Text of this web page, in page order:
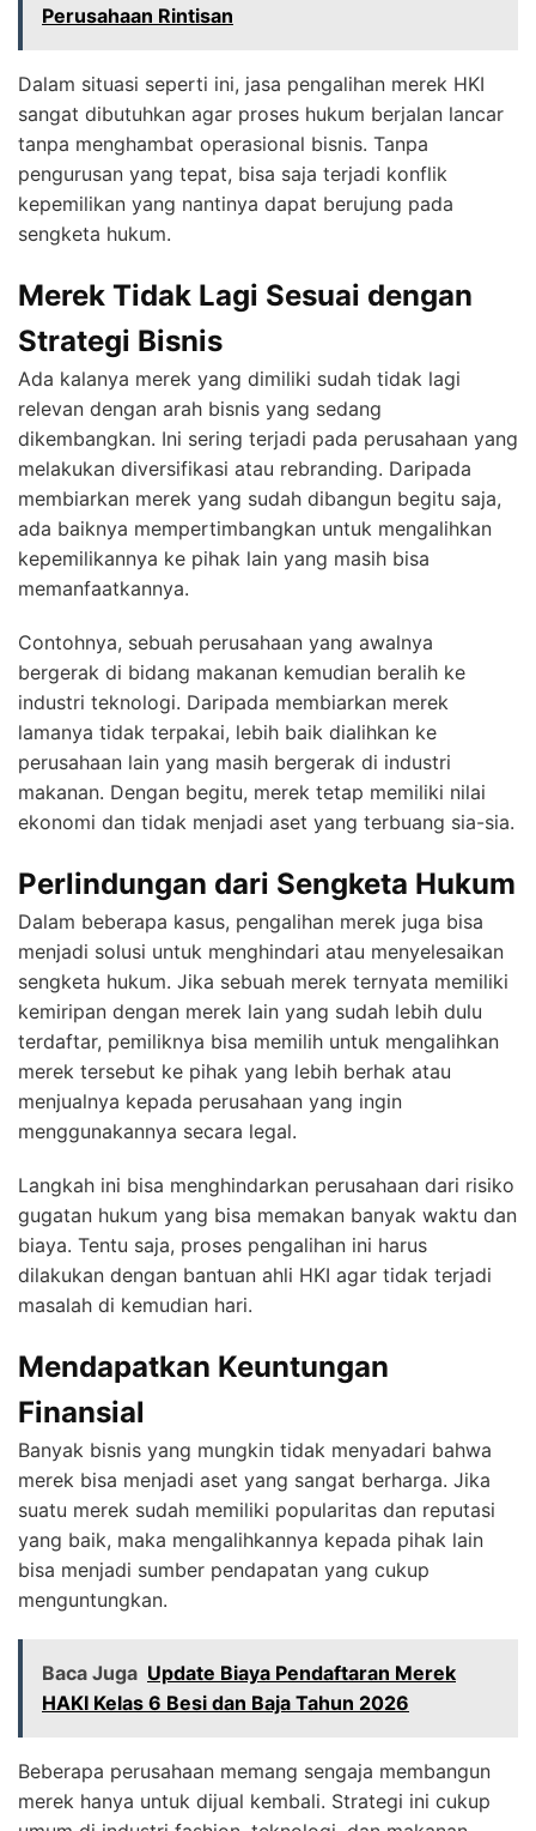
Perusahaan Rintisan
Dalam situasi seperti ini, jasa pengalihan merek HKI
sangat dibutuhkan agar proses hukum berjalan lancar
tanpa menghambat operasional bisnis. Tanpa
pengurusan yang tepat, bisa saja terjadi konflik
kepemilikan yang nantinya dapat berujung pada
sengketa hukum.
Merek Tidak Lagi Sesuai dengan
Strategi Bisnis
Ada kalanya merek yang dimiliki sudah tidak lagi
relevan dengan arah bisnis yang sedang
dikembangkan. Ini sering terjadi pada perusahaan yang
melakukan diversifikasi atau rebranding. Daripada
membiarkan merek yang sudah dibangun begitu saja,
ada baiknya mempertimbangkan untuk mengalihkan
kepemilikannya ke pihak lain yang masih bisa
memanfaatkannya.
Contohnya, sebuah perusahaan yang awalnya
bergerak di bidang makanan kemudian beralih ke
industri teknologi. Daripada membiarkan merek
lamanya tidak terpakai, lebih baik dialihkan ke
perusahaan lain yang masih bergerak di industri
makanan. Dengan begitu, merek tetap memiliki nilai
ekonomi dan tidak menjadi aset yang terbuang sia-sia.
Perlindungan dari Sengketa Hukum
Dalam beberapa kasus, pengalihan merek juga bisa
menjadi solusi untuk menghindari atau menyelesaikan
sengketa hukum. Jika sebuah merek ternyata memiliki
kemiripan dengan merek lain yang sudah lebih dulu
terdaftar, pemiliknya bisa memilih untuk mengalihkan
merek tersebut ke pihak yang lebih berhak atau
menjualnya kepada perusahaan yang ingin
menggunakannya secara legal.
Langkah ini bisa menghindarkan perusahaan dari risiko
gugatan hukum yang bisa memakan banyak waktu dan
biaya. Tentu saja, proses pengalihan ini harus
dilakukan dengan bantuan ahli HKI agar tidak terjadi
masalah di kemudian hari.
Mendapatkan Keuntungan
Finansial
Banyak bisnis yang mungkin tidak menyadari bahwa
merek bisa menjadi aset yang sangat berharga. Jika
suatu merek sudah memiliki popularitas dan reputasi
yang baik, maka mengalihkannya kepada pihak lain
bisa menjadi sumber pendapatan yang cukup
menguntungkan.
Baca Juga Update Biaya Pendaftaran Merek
HAKI Kelas 6 Besi dan Baja Tahun 2026
Beberapa perusahaan memang sengaja membangun
merek hanya untuk dijual kembali. Strategi ini cukup